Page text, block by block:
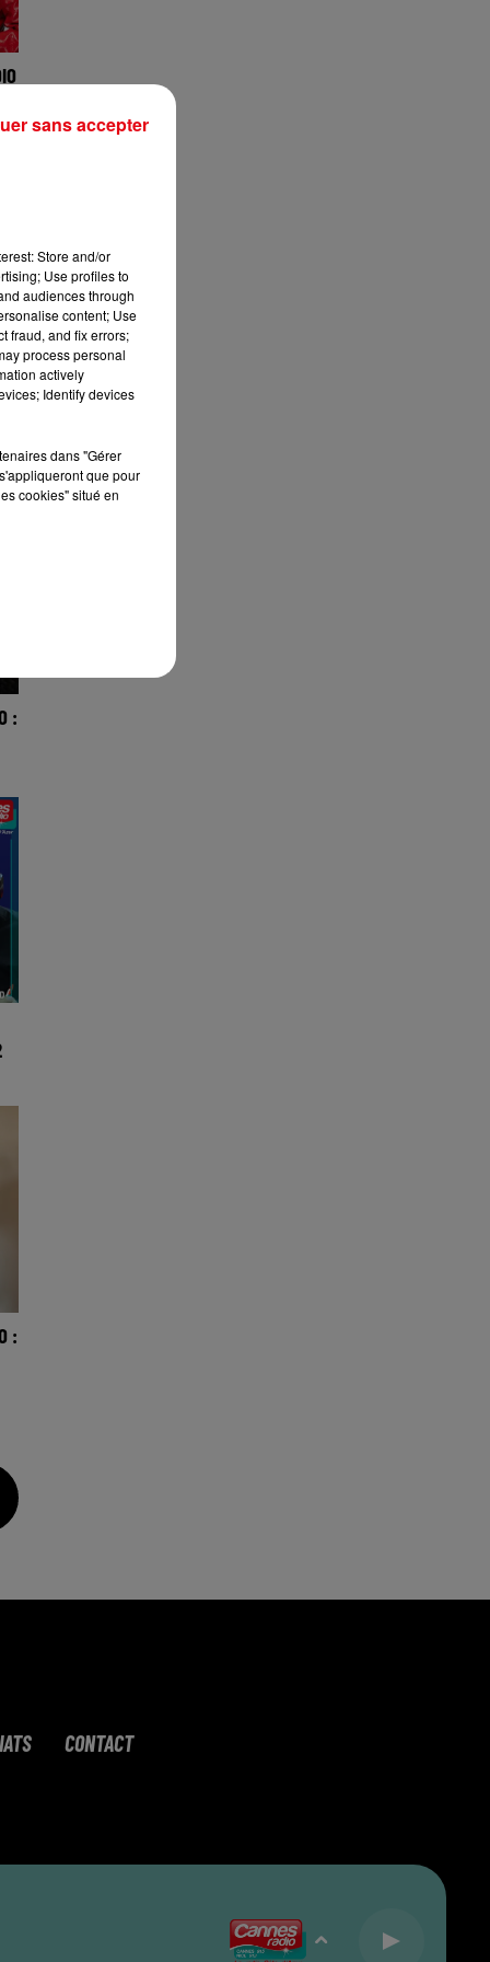
:
:
:
CONTACT
Store and/or
Use profiles to
audiences through
content; Use
fraud, and fix errors;
process personal
actively
Identify devices
dans "Gérer
que pour
cookies" situé en
sans accepter